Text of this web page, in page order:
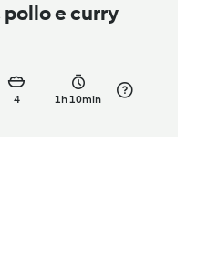
e curry
4 1h 10min